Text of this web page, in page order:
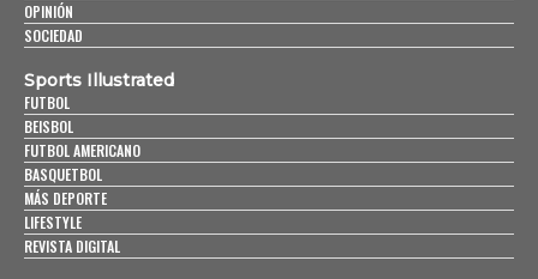
OPINIÓN
SOCIEDAD
Sports Illustrated
FUTBOL
BEISBOL
FUTBOL AMERICANO
BASQUETBOL
MÁS DEPORTE
LIFESTYLE
REVISTA DIGITAL